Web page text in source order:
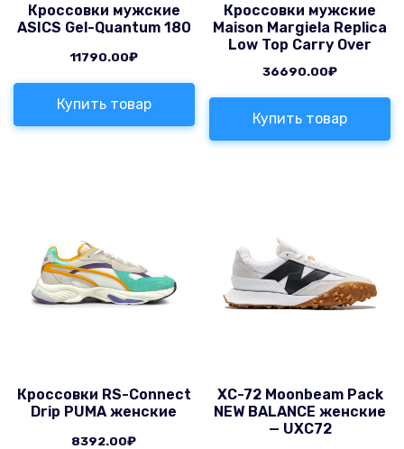
Кроссовки мужские
ASICS Gel-Quantum 180
11790.00₽
Купить товар
Кроссовки мужские
Maison Margiela Replica
Low Top Carry Over
36690.00₽
Купить товар
Кроссовки RS-Connect
Drip PUMA женские
8392.00₽
XC-72 Moonbeam Pack
NEW BALANCE женские
— UXC72